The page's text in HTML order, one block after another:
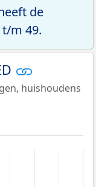
de
m 49.
huishoudens